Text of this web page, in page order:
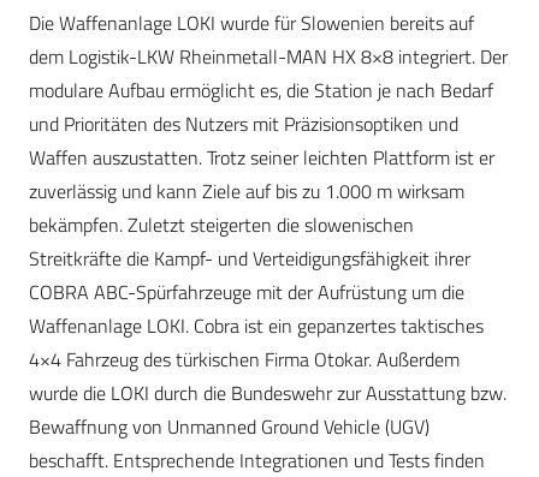
Die Waffenanlage LOKI wurde für Slowenien bereits auf
dem Logistik-LKW Rheinmetall-MAN HX 8×8 integriert. Der
modulare Aufbau ermöglicht es, die Station je nach Bedarf
und Prioritäten des Nutzers mit Präzisionsoptiken und
Waffen auszustatten. Trotz seiner leichten Plattform ist er
zuverlässig und kann Ziele auf bis zu 1.000 m wirksam
bekämpfen. Zuletzt steigerten die slowenischen
Streitkräfte die Kampf- und Verteidigungsfähigkeit ihrer
COBRA ABC-Spürfahrzeuge mit der Aufrüstung um die
Waffenanlage LOKI. Cobra ist ein gepanzertes taktisches
4×4 Fahrzeug des türkischen Firma Otokar. Außerdem
wurde die LOKI durch die Bundeswehr zur Ausstattung bzw.
Bewaffnung von Unmanned Ground Vehicle (UGV)
beschafft. Entsprechende Integrationen und Tests finden